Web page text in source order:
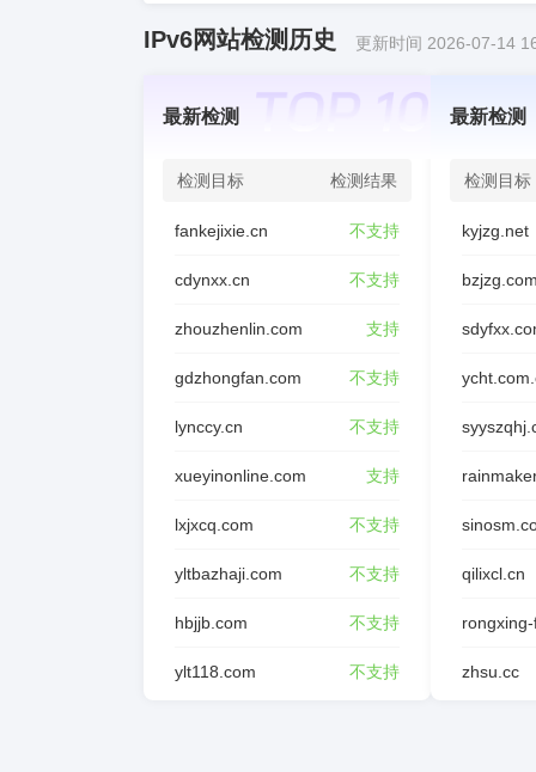
IPv6网站检测历史 更新时间 2026-07-14
最新检测
检测目标 检测结果
fankejixie.cn 不支持
cdynxx.cn 不支持
zhouzhenlin.com 支持
gdzhongfan.com 不支持
lynccy.cn 不支持
xueyinonline.com 支持
lxjxcq.com 不支持
yltbazhaji.com 不支持
hbjjb.com 不支持
ylt118.com 不支持
最新检测
检测目标
kyjzg.net
qilixcl.cn
zhsu.cc